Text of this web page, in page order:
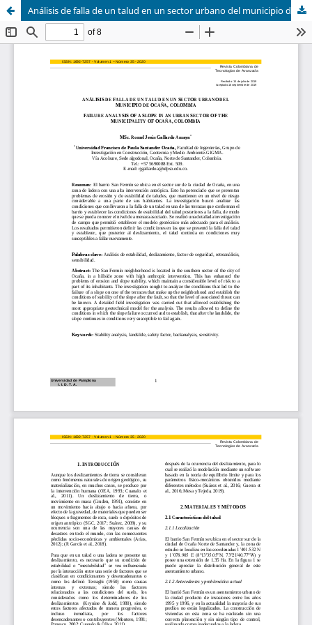
Análisis de falla de un talud en un sector urbano del municipio de Ocaña, Colombia